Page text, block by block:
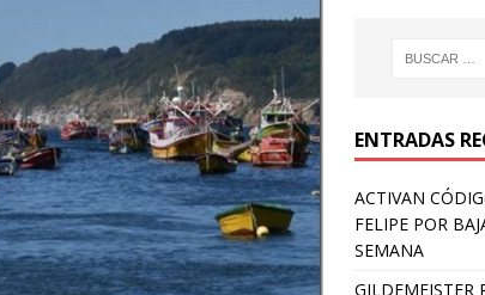
ENTRADAS
ACTIVAN
FELIPE POR
SEMANA
GILDEMEISTER